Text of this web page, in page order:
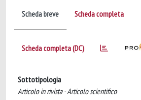
Scheda breve Scheda completa
Scheda completa (DC)
Sottotipologia
Articolo in rivista - Articolo scientifico